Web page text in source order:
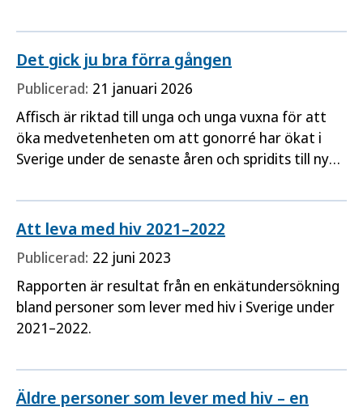
Det gick ju bra förra gången
Publicerad: 21 januari 2026
Affisch är riktad till unga och unga vuxna för att
öka medvetenheten om att gonorré har ökat i
Sverige under de senaste åren och spridits till nya
Att leva med hiv 2021–2022
Publicerad: 22 juni 2023
Rapporten är resultat från en enkätundersökning
bland personer som lever med hiv i Sverige under
2021–2022.
Äldre personer som lever med hiv – en